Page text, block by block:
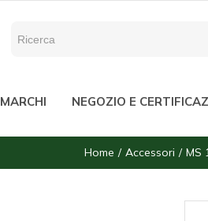
MARCHI NEGOZIO E
Home Accessori MS